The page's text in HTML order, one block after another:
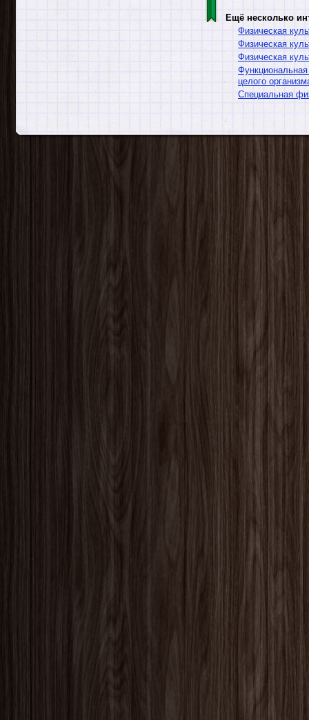
Ещё несколько
Физическая
Физическая
Физическая
целого
Специальная